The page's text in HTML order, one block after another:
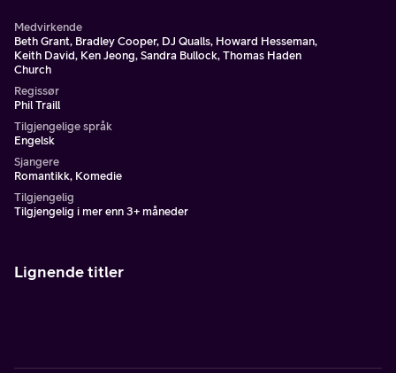
Medvirkende
Beth Grant, Bradley Cooper, DJ Qualls, Howard Hesseman,
Keith David, Ken Jeong, Sandra Bullock, Thomas Haden
Church
Regissør
Phil Traill
Tilgjengelige språk
Engelsk
Sjangere
Romantikk, Komedie
Tilgjengelig
Tilgjengelig i mer enn 3+ måneder
Lignende titler